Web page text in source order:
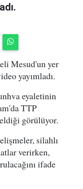
Mesud'un yer
yayımladı.
eyaletinin
TTP
görülüyor.
silahlı
verirken,
ifade